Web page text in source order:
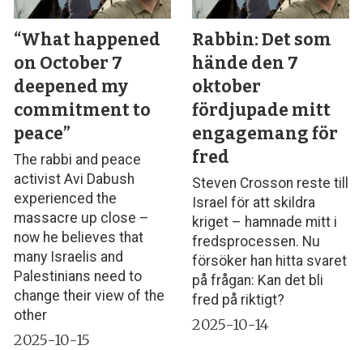
“What happened
on October 7
deepened my
commitment to
peace”
The rabbi and peace
activist Avi Dabush
experienced the
massacre up close –
now he believes that
many Israelis and
Palestinians need to
change their view of the
other
2025-10-15
Rabbin: Det som
hände den 7
oktober
fördjupade mitt
engagemang för
fred
Steven Crosson reste till
Israel för att skildra
kriget – hamnade mitt i
fredsprocessen. Nu
försöker han hitta svaret
på frågan: Kan det bli
fred på riktigt?
2025-10-14